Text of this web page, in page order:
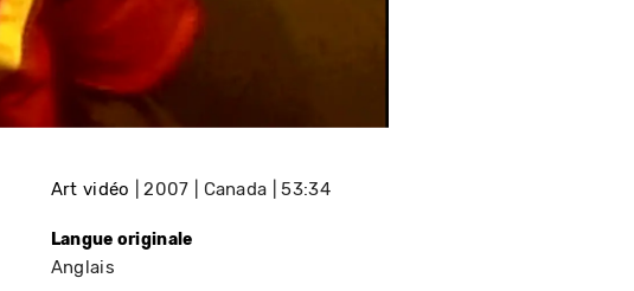
Art vidéo 2007 Canada 53:34
Langue originale
Anglais